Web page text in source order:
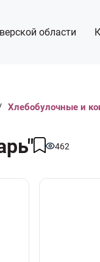
области
Хлебобулочные и
462